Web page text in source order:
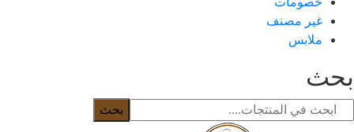
غير مصنف
ملابس
بحث